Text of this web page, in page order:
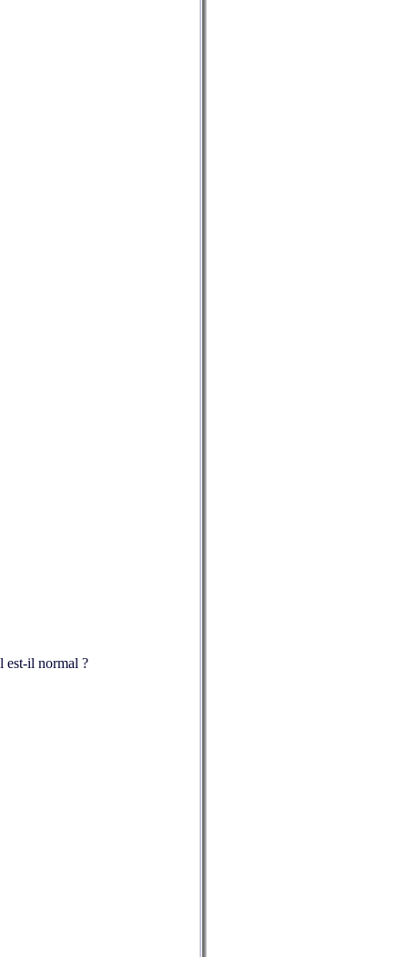
est-il normal ?